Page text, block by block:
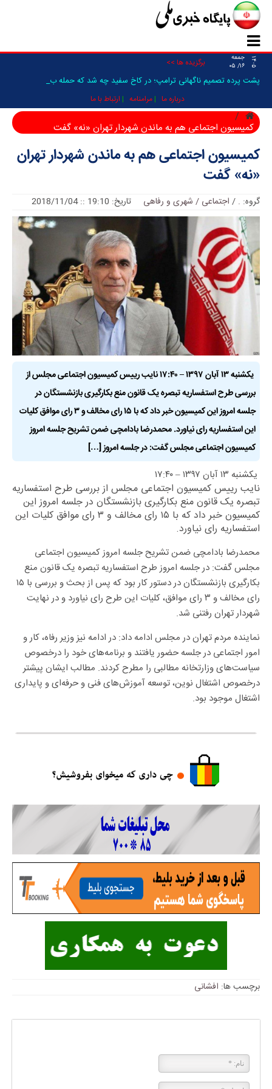
۱۴۰۵
جمعه
۱۶/ ۰۵
برگزیده ها >>
پشت پرده تصمیم ناگهانی ترامپ؛ در کاخ سفید چه شد که حمله به ایر _
درباره ما مرامنامه ارتباط با ما
کمیسیون اجتماعی هم به ماندن شهردار تهران «نه» گفت
کمیسیون اجتماعی هم به ماندن شهردار تهران
«نه» گفت
گروه: .
/ اجتماعی / شهری و رفاهی تاریخ: 19:10 :: 2018/11/04
يکشنبه ۱۳ آبان ۱۳۹۷ – ۱۷:۴۰ نایب رییس کمیسیون اجتماعی مجلس از
بررسی طرح استفساریه تبصره یک قانون منع بکارگیری بازنشستگان در
جلسه امروز این کمیسیون خبر داد که با ۱۵ رای مخالف و ۳ رای موافق کلیات
این استفساریه رای نیاورد. محمدرضا بادامچی ضمن تشریح جلسه امروز
کمیسیون اجتماعی مجلس گفت: در جلسه امروز […]
يکشنبه ۱۳ آبان ۱۳۹۷ – ۱۷:۴۰
نایب رییس کمیسیون اجتماعی مجلس از بررسی طرح استفساریه
تبصره یک قانون منع بکارگیری بازنشستگان در جلسه امروز این
کمیسیون خبر داد که با ۱۵ رای مخالف و ۳ رای موافق کلیات این
استفساریه رای نیاورد.
محمدرضا بادامچی ضمن تشریح جلسه امروز کمیسیون اجتماعی
مجلس گفت: در جلسه امروز طرح استفساریه تبصره یک قانون منع
بکارگیری بازنشستگان در دستور کار بود که پس از بحث و بررسی با ۱۵
رای مخالف و ۳ رای موافق، کلیات این طرح رای نیاورد و در نهایت
شهردار تهران رفتنی شد.
نماینده مردم تهران در مجلس ادامه داد: در ادامه نیز وزیر رفاه، کار و
امور اجتماعی در جلسه حضور یافتند و برنامه‌های خود را درخصوص
سیاست‌های وزارتخانه مطالبی را مطرح کردند. مطالب ایشان پیشتر
درخصوص اشتغال نوین، توسعه آموزش‌های فنی و حرفه‌ای و پایداری
اشتغال موجود بود.
برچسب ها: افشانی